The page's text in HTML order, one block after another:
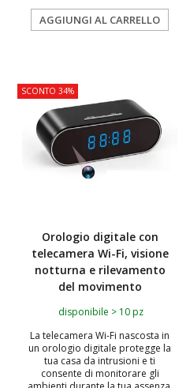
AGGIUNGI AL CARRELLO
SCONTO 34%
Orologio digitale con
telecamera Wi-Fi, visione
notturna e rilevamento
del movimento
disponibile > 10 pz
La telecamera Wi-Fi nascosta in
un orologio digitale protegge la
tua casa da intrusioni e ti
consente di monitorare gli